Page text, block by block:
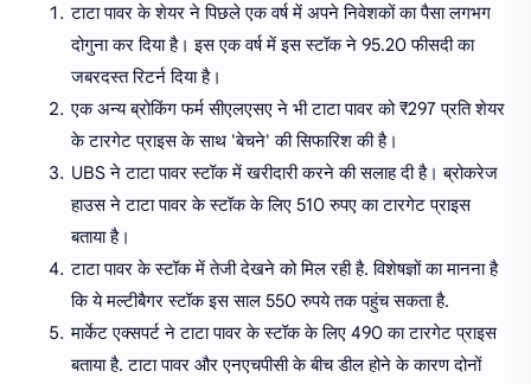
टाटा पावर के शेयर ने पिछले एक वर्ष में अपने निवेशकों का पैसा लगभग
दोगुना कर दिया है। इस एक वर्ष में इस स्टॉक ने 95.20 फीसदी का
जबरदस्त रिटर्न दिया है।
एक अन्य ब्रोकिंग फर्म सीएलएसए ने भी टाटा पावर को ₹297 प्रति शेयर
के टारगेट प्राइस के साथ 'बेचने' की सिफारिश की है।
UBS ने टाटा पावर स्टॉक में खरीदारी करने की सलाह दी है। ब्रोकरेज
हाउस ने टाटा पावर के स्टॉक के लिए 510 रुपए का टारगेट प्राइस
बताया है।
टाटा पावर के स्टॉक में तेजी देखने को मिल रही है. विशेषज्ञों का मानना है
कि ये मल्टीबैगर स्टॉक इस साल 550 रुपये तक पहुंच सकता है.
मार्केट एक्सपर्ट ने टाटा पावर के स्टॉक के लिए 490 का टारगेट प्राइस
बताया है. टाटा पावर और एनएचपीसी के बीच डील होने के कारण दोनों